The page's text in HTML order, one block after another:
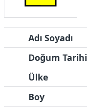
Adı Soyadı
Doğum Tarihi
Ülke
Boy